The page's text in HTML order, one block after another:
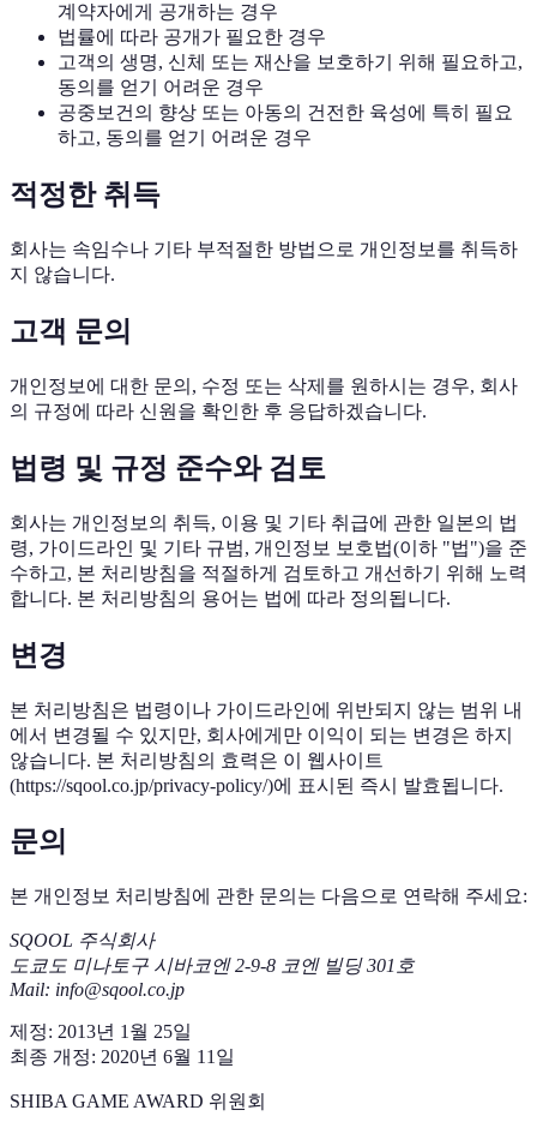
계약자에게 공개하는 경우
법률에 따라 공개가 필요한 경우
고객의 생명, 신체 또는 재산을 보호하기 위해 필요하고,
동의를 얻기 어려운 경우
공중보건의 향상 또는 아동의 건전한 육성에 특히 필요
하고, 동의를 얻기 어려운 경우
적정한 취득
회사는 속임수나 기타 부적절한 방법으로 개인정보를 취득하
지 않습니다.
고객 문의
개인정보에 대한 문의, 수정 또는 삭제를 원하시는 경우, 회사
의 규정에 따라 신원을 확인한 후 응답하겠습니다.
법령 및 규정 준수와 검토
회사는 개인정보의 취득, 이용 및 기타 취급에 관한 일본의 법
령, 가이드라인 및 기타 규범, 개인정보 보호법(이하 "법")을 준
수하고, 본 처리방침을 적절하게 검토하고 개선하기 위해 노력
합니다. 본 처리방침의 용어는 법에 따라 정의됩니다.
변경
본 처리방침은 법령이나 가이드라인에 위반되지 않는 범위 내
에서 변경될 수 있지만, 회사에게만 이익이 되는 변경은 하지
않습니다. 본 처리방침의 효력은 이 웹사이트
(https://sqool.co.jp/privacy-policy/)에 표시된 즉시 발효됩니다.
문의
본 개인정보 처리방침에 관한 문의는 다음으로 연락해 주세요:
SQOOL 주식회사
도쿄도 미나토구 시바코엔 2-9-8 코엔 빌딩 301호
Mail: info@sqool.co.jp
제정: 2013년 1월 25일
최종 개정: 2020년 6월 11일
SHIBA GAME AWARD 위원회